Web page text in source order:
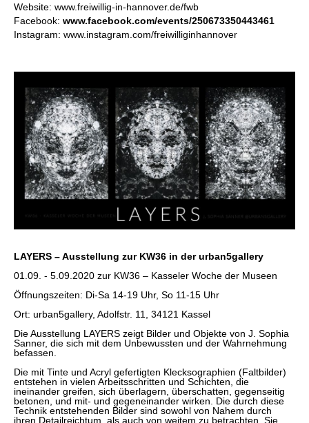
Website: www.freiwillig-in-hannover.de/fwb
Facebook: www.facebook.com/events/250673350443461
Instagram: www.instagram.com/freiwilliginhannover
LAYERS – Ausstellung zur KW36 in der urban5gallery
01.09. - 5.09.2020 zur KW36 – Kasseler Woche der Museen
Öffnungszeiten: Di-Sa 14-19 Uhr, So 11-15 Uhr
Ort: urban5gallery, Adolfstr. 11, 34121 Kassel
Die Ausstellung LAYERS zeigt Bilder und Objekte von J. Sophia
Sanner, die sich mit dem Unbewussten und der Wahrnehmung
befassen.
Die mit Tinte und Acryl gefertigten Klecksographien (Faltbilder)
entstehen in vielen Arbeitsschritten und Schichten, die
ineinander greifen, sich überlagern, überschatten, gegenseitig
betonen, und mit- und gegeneinander wirken. Die durch diese
Technik entstehenden Bilder sind sowohl von Nahem durch
ihren Detailreichtum, als auch von weitem zu betrachten. Sie